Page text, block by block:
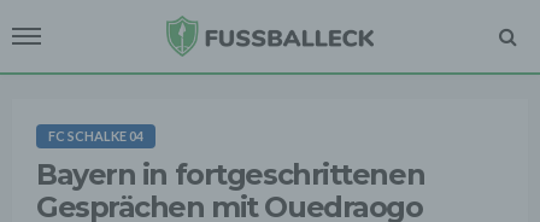
FC SCHALKE 04
Bayern in fortgeschrittenen
Gesprächen mit Ouedraogo